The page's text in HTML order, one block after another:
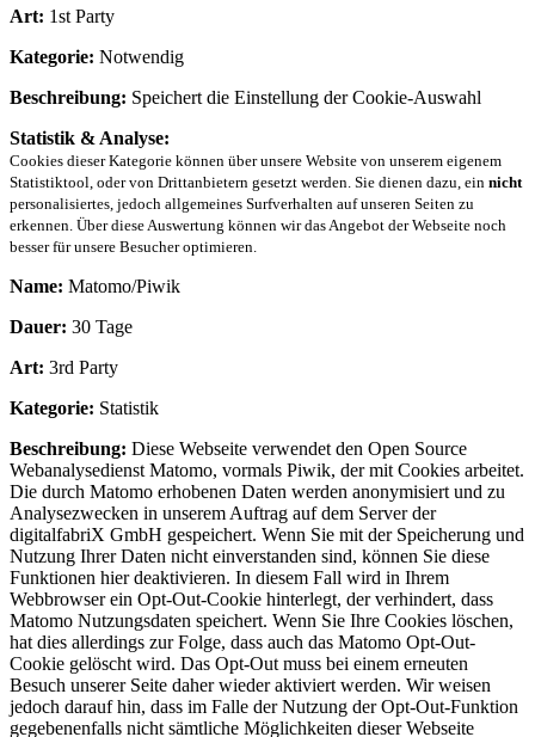
Art: 1st Party
Kategorie: Notwendig
Beschreibung: Speichert die Einstellung der Cookie-Auswahl
Statistik & Analyse:
Cookies dieser Kategorie können über unsere Website von unserem eigenem
Statistiktool, oder von Drittanbietern gesetzt werden. Sie dienen dazu, ein nicht
personalisiertes, jedoch allgemeines Surfverhalten auf unseren Seiten zu
erkennen. Über diese Auswertung können wir das Angebot der Webseite noch
besser für unsere Besucher optimieren.
Name: Matomo/Piwik
Dauer: 30 Tage
Art: 3rd Party
Kategorie: Statistik
Beschreibung: Diese Webseite verwendet den Open Source
Webanalysedienst Matomo, vormals Piwik, der mit Cookies arbeitet.
Die durch Matomo erhobenen Daten werden anonymisiert und zu
Analysezwecken in unserem Auftrag auf dem Server der
digitalfabriX GmbH gespeichert. Wenn Sie mit der Speicherung und
Nutzung Ihrer Daten nicht einverstanden sind, können Sie diese
Funktionen hier deaktivieren. In diesem Fall wird in Ihrem
Webbrowser ein Opt-Out-Cookie hinterlegt, der verhindert, dass
Matomo Nutzungsdaten speichert. Wenn Sie Ihre Cookies löschen,
hat dies allerdings zur Folge, dass auch das Matomo Opt-Out-
Cookie gelöscht wird. Das Opt-Out muss bei einem erneuten
Besuch unserer Seite daher wieder aktiviert werden. Wir weisen
jedoch darauf hin, dass im Falle der Nutzung der Opt-Out-Funktion
gegebenenfalls nicht sämtliche Möglichkeiten dieser Webseite